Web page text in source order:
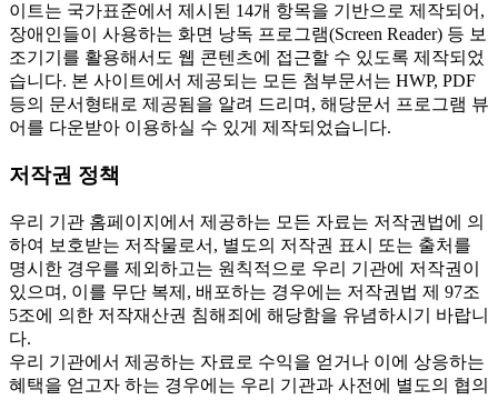
이트는 국가표준에서 제시된 14개 항목을 기반으로 제작되어,
장애인들이 사용하는 화면 낭독 프로그램(Screen Reader) 등 보
조기기를 활용해서도 웹 콘텐츠에 접근할 수 있도록 제작되었
습니다. 본 사이트에서 제공되는 모든 첨부문서는 HWP, PDF
등의 문서형태로 제공됨을 알려 드리며, 해당문서 프로그램 뷰
어를 다운받아 이용하실 수 있게 제작되었습니다.
저작권 정책
우리 기관 홈페이지에서 제공하는 모든 자료는 저작권법에 의
하여 보호받는 저작물로서, 별도의 저작권 표시 또는 출처를
명시한 경우를 제외하고는 원칙적으로 우리 기관에 저작권이
있으며, 이를 무단 복제, 배포하는 경우에는 저작권법 제 97조
5조에 의한 저작재산권 침해죄에 해당함을 유념하시기 바랍니
다.
우리 기관에서 제공하는 자료로 수익을 얻거나 이에 상응하는
혜택을 얻고자 하는 경우에는 우리 기관과 사전에 별도의 협의